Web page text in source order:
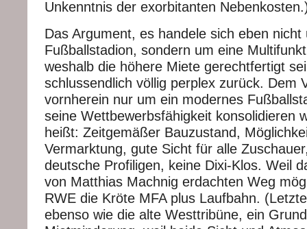
Unkenntnis der exorbitanten
Das Argument, es handele sich eben nicht
Fußballstadion, sondern um eine
weshalb die höhere Miete gerechtfertigt
schlussendlich völlig perplex zurück. Dem
vornherein nur um ein modernes
seine Wettbewerbsfähigkeit konsolidieren
heißt: Zeitgemäßer Bauzustand,
Vermarktung, gute Sicht für alle
deutsche Profiligen, keine Dixi-Klos. Weil
von Matthias Machnig erdachten Weg
RWE die Kröte MFA plus Laufbahn.
ebenso wie die alte Westtribüne, ein